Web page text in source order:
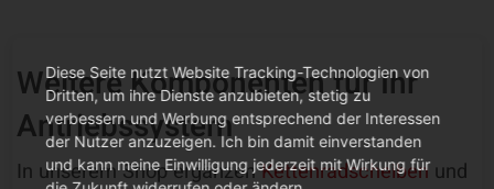
Weitere Komponenten für Ihr
Antriebssystem
In unserem Shop ergänzenKettenradscheibenund
Diese Seite nutzt Website Tracking-Technologien von
Dritten, um ihre Dienste anzubieten, stetig zu
verbessern und Werbung entsprechend der Interessen
der Nutzer anzuzeigen. Ich bin damit einverstanden
und kann meine Einwilligung jederzeit mit Wirkung für